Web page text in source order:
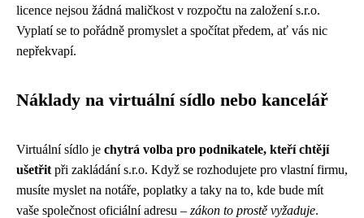
licence nejsou žádná maličkost v rozpočtu na založení s.r.o.
Vyplatí se to pořádně promyslet a spočítat předem, ať vás nic
nepřekvapí.
Náklady na virtuální sídlo nebo kancelář
Virtuální sídlo je chytrá volba pro podnikatele, kteří chtějí
ušetřit při zakládání s.r.o. Když se rozhodujete pro vlastní firmu,
musíte myslet na notáře, poplatky a taky na to, kde bude mít
vaše společnost oficiální adresu – zákon to prostě vyžaduje.